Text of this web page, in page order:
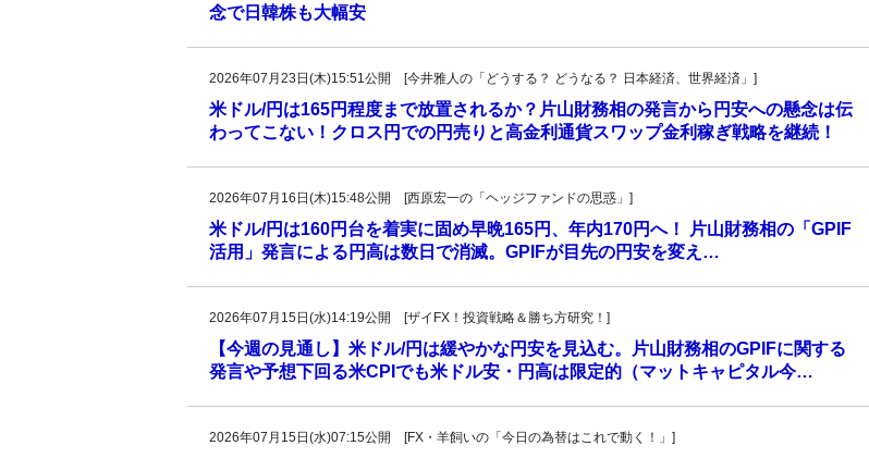
念で日韓株も大幅安
2026年07月23日(木)15:51公開 [今井雅人の「どうする？ どうなる？ 日本経済、世界経済」]
米ドル/円は165円程度まで放置されるか？片山財務相の発言から円安への懸念は伝
わってこない！クロス円での円売りと高金利通貨スワップ金利稼ぎ戦略を継続！
2026年07月16日(木)15:48公開 [西原宏一の「ヘッジファンドの思惑」]
米ドル/円は160円台を着実に固め早晩165円、年内170円へ！ 片山財務相の「GPIF
活用」発言による円高は数日で消滅。GPIFが目先の円安を変え…
2026年07月15日(水)14:19公開 [ザイFX！投資戦略＆勝ち方研究！]
【今週の見通し】米ドル/円は緩やかな円安を見込む。片山財務相のGPIFに関する
発言や予想下回る米CPIでも米ドル安・円高は限定的（マットキャピタル今…
2026年07月15日(水)07:15公開 [FX・羊飼いの「今日の為替はこれで動く！」]